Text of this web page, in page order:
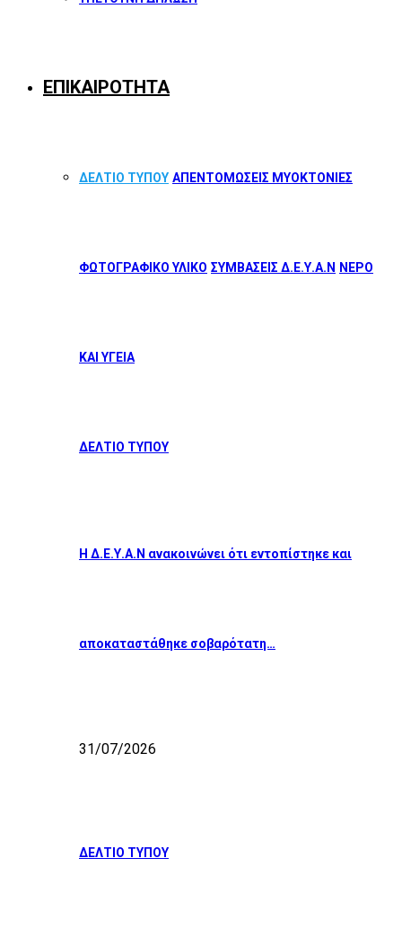
ΕΠΙΚΑΙΡΟΤΗΤΑ
ΔΕΛΤΙΟ ΤΥΠΟΥ ΑΠΕΝΤΟΜΩΣΕΙΣ ΜΥΟΚΤΟΝΙΕΣ
ΦΩΤΟΓΡΑΦΙΚΟ ΥΛΙΚΟ ΣΥΜΒΑΣΕΙΣ Δ.Ε.Υ.Α.Ν ΝΕΡΟ
ΚΑΙ ΥΓΕΙΑ
ΔΕΛΤΙΟ ΤΥΠΟΥ
Η Δ.Ε.Υ.Α.Ν ανακοινώνει ότι εντοπίστηκε και
αποκαταστάθηκε σοβαρότατη…
31/07/2026
ΔΕΛΤΙΟ ΤΥΠΟΥ